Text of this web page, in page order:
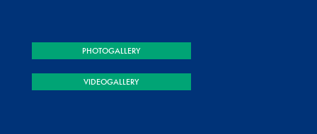
PHOTOGALLERY
VIDEOGALLERY